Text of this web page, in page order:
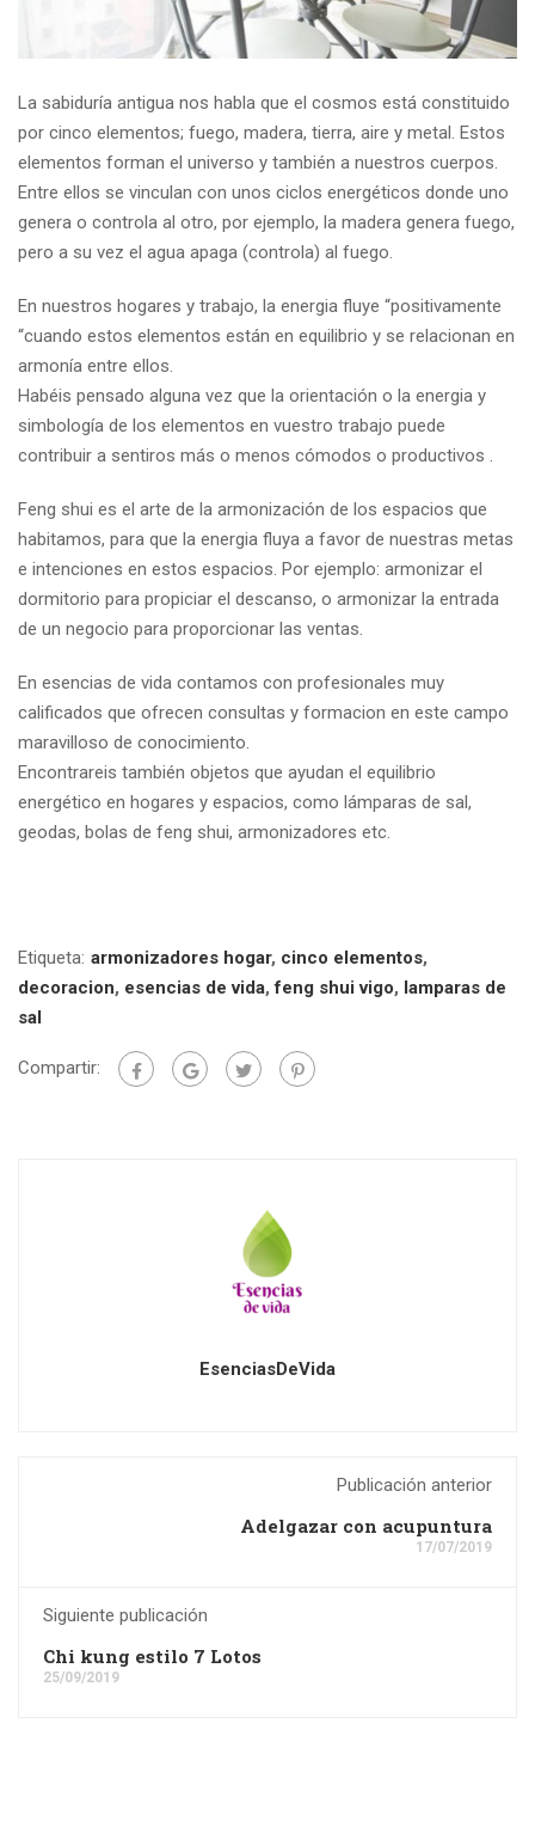
La sabiduría antigua nos habla que el cosmos está constituido
por cinco elementos; fuego, madera, tierra, aire y metal. Estos
elementos forman el universo y también a nuestros cuerpos.
Entre ellos se vinculan con unos ciclos energéticos donde uno
genera o controla al otro, por ejemplo, la madera genera fuego,
pero a su vez el agua apaga (controla) al fuego.
En nuestros hogares y trabajo, la energia fluye “positivamente
“cuando estos elementos están en equilibrio y se relacionan en
armonía entre ellos.
Habéis pensado alguna vez que la orientación o la energia y
simbología de los elementos en vuestro trabajo puede
contribuir a sentiros más o menos cómodos o productivos .
Feng shui es el arte de la armonización de los espacios que
habitamos, para que la energia fluya a favor de nuestras metas
e intenciones en estos espacios. Por ejemplo: armonizar el
dormitorio para propiciar el descanso, o armonizar la entrada
de un negocio para proporcionar las ventas.
En esencias de vida contamos con profesionales muy
calificados que ofrecen consultas y formacion en este campo
maravilloso de conocimiento.
Encontrareis también objetos que ayudan el equilibrio
energético en hogares y espacios, como lámparas de sal,
geodas, bolas de feng shui, armonizadores etc.
Etiqueta: armonizadores hogar, cinco elementos,
decoracion, esencias de vida,feng shui vigo, lamparas de
sal
Compartir:
EsenciasDeVida
Publicación anterior
Adelgazar con acupuntura
17/07/2019
Siguiente publicación
Chi kung estilo 7 Lotos
25/09/2019